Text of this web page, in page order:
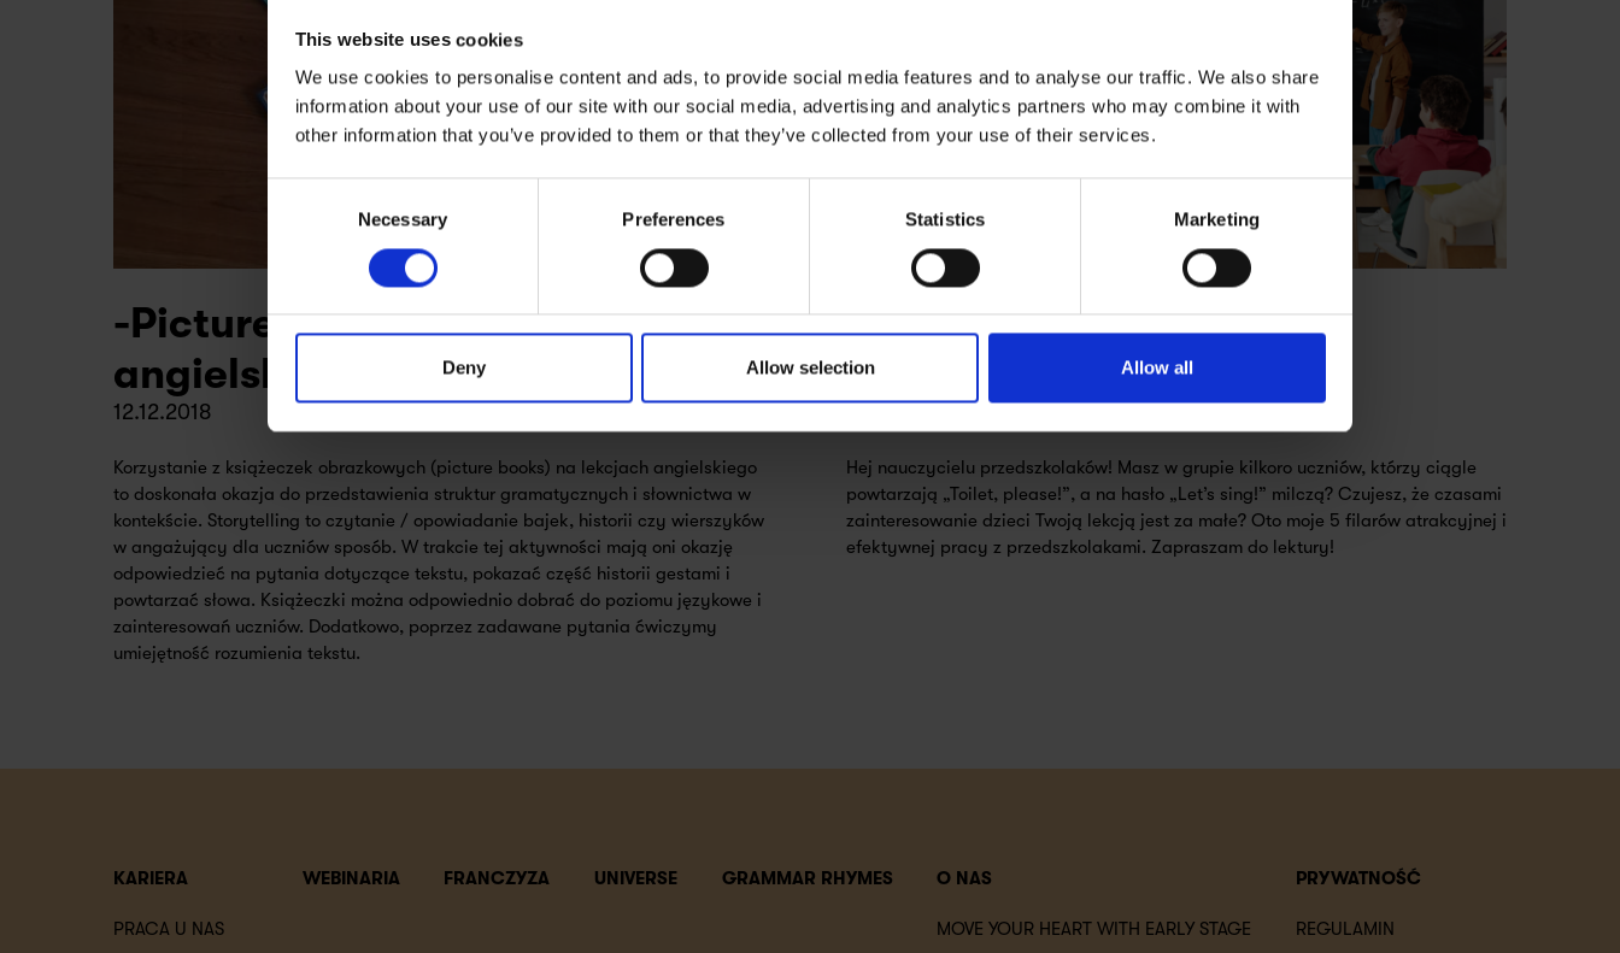
This website uses cookies
We use cookies to personalise content and ads, to provide social media features and to analyse our traffic. We also share
information about your use of our site with our social media, advertising and analytics partners who may combine it with
other information that you’ve provided to them or that they’ve collected from your use of their services.
Necessary Preferences Statistics Marketing
Deny Allow selection Allow all
-Picture books na lekcjach
angielskiego
12.12.2018
Korzystanie z książeczek obrazkowych (picture books) na lekcjach angielskiego
to doskonała okazja do przedstawienia struktur gramatycznych i słownictwa w
kontekście. Storytelling to czytanie / opowiadanie bajek, historii czy wierszyków
w angażujący dla uczniów sposób. W trakcie tej aktywności mają oni okazję
odpowiedzieć na pytania dotyczące tekstu, pokazać część historii gestami i
powtarzać słowa. Książeczki można odpowiednio dobrać do poziomu językowe i
zainteresowań uczniów. Dodatkowo, poprzez zadawane pytania ćwiczymy
umiejętność rozumienia tekstu.
Uczenie najmłodszych:
efektywnie i efektownie
23.10.2018
Hej nauczycielu przedszkolaków! Masz w grupie kilkoro uczniów, którzy ciągle
powtarzają „Toilet, please!”, a na hasło „Let’s sing!” milczą? Czujesz, że czasami
zainteresowanie dzieci Twoją lekcją jest za małe? Oto moje 5 filarów atrakcyjnej i
efektywnej pracy z przedszkolakami. Zapraszam do lektury!
KARIERA
PRACA U NAS
WEBINARIA FRANCZYZA UNIVERSE GRAMMAR RHYMES O NAS
MOVE YOUR HEART WITH EARLY STAGE
PRYWATNOŚĆ
REGULAMIN